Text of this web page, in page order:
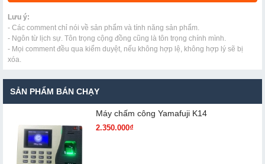
Lưu ý:
- Các comment chỉ nói về sản phẩm và tính năng sản phẩm.
- Ngôn từ lịch sự. Tôn trọng cộng đồng cũng là tôn trọng chính mình.
- Mọi comment đều qua kiểm duyệt, nếu không hợp lệ, không hợp lý sẽ bị
xóa.
SẢN PHẨM BÁN CHẠY
Máy chấm cô​ng Yamafuji K14
2.350.000₫